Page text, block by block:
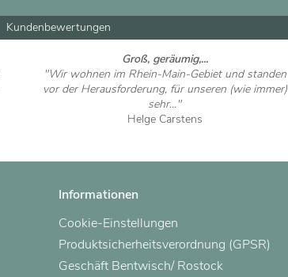
Kundenbewertungen
Groß, geräumig,...
"Wir wohnen im Rhein-Main-Gebiet und standen
vor der Herausforderung, für unseren (wie immer)
sehr..."
Helge Carstens
Informationen
Cookie-Einstellungen
Produktsicherheitsverordnung (GPSR)
Geschäft Bentwisch/ Rostock